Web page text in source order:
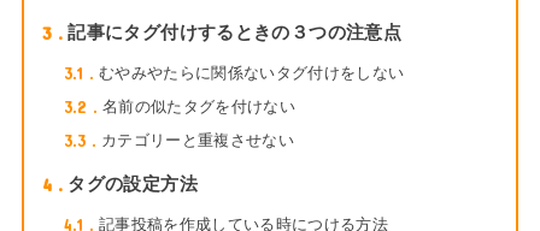
3 記事にタグ付けするときの３つの注意点
3.1 むやみやたらに関係ないタグ付けをしない
3.2 名前の似たタグを付けない
3.3 カテゴリーと重複させない
4 タグの設定方法
4.1 記事投稿を作成している時につける方法